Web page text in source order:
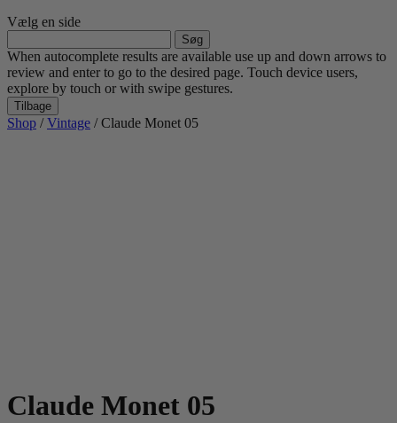
Vælg en side
efter:
When autocomplete results are available use up and down arrows to
review and enter to go to the desired page. Touch device users,
explore by touch or with swipe gestures.
Tilbage
Shop /Vintage / Claude Monet 05
Claude Monet 05